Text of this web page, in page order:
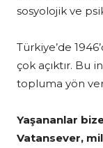
sosyolojik ve
Türkiye’de
çok açıktır. Bu
topluma yön
Yaşananlar
Vatansever,